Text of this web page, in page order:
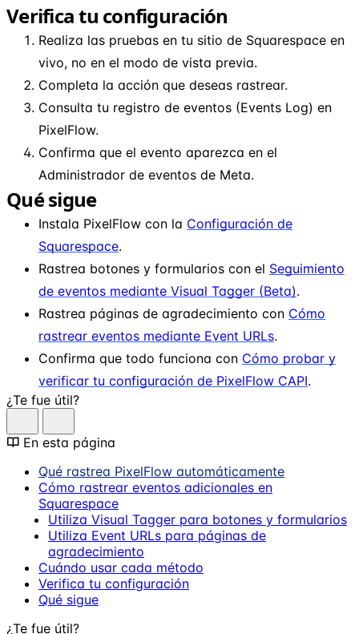
Verifica tu configuración
Realiza las pruebas en tu sitio de Squarespace en
vivo, no en el modo de vista previa.
Completa la acción que deseas rastrear.
Consulta tu registro de eventos (Events Log) en
PixelFlow.
Confirma que el evento aparezca en el
Administrador de eventos de Meta.
Qué sigue
Instala PixelFlow con la Configuración de
Squarespace.
Rastrea botones y formularios con el Seguimiento
de eventos mediante Visual Tagger (Beta).
Rastrea páginas de agradecimiento con Cómo
rastrear eventos mediante Event URLs.
Confirma que todo funciona con Cómo probar y
verificar tu configuración de PixelFlow CAPI.
¿Te fue útil?
En esta página
Qué rastrea PixelFlow automáticamente
Cómo rastrear eventos adicionales en
Squarespace
Utiliza Visual Tagger para botones y formularios
Utiliza Event URLs para páginas de
agradecimiento
Cuándo usar cada método
Verifica tu configuración
Qué sigue
¿Te fue útil?